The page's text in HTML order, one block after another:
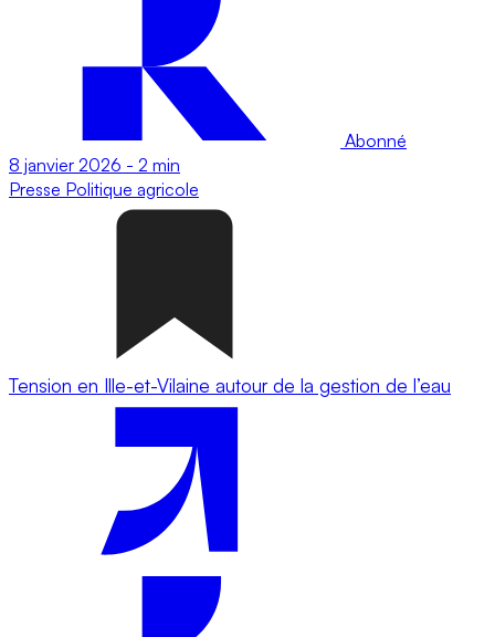
Abonné
8 janvier 2026 - 2 min
Presse Politique agricole
Tension en Ille-et-Vilaine autour de la gestion de l’eau